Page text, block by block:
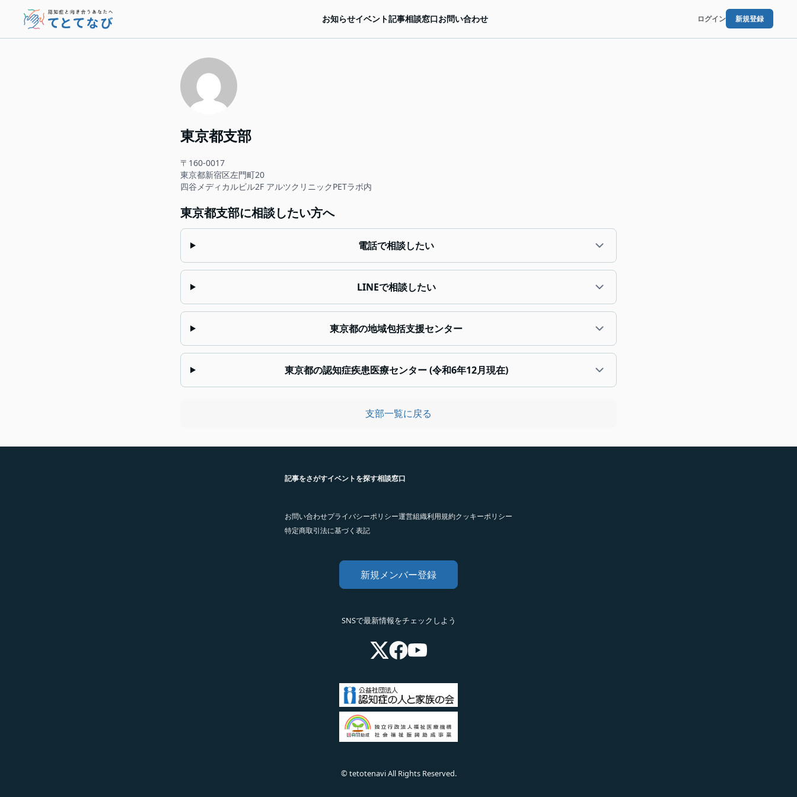
お知らせイベント記事相談窓口お問い合わせ ログイン 新規登録
東京都支部
〒160-0017
東京都新宿区左門町20
四谷メディカルビル2F アルツクリニックPETラボ内
東京都支部に相談したい方へ
電話で相談したい
LINEで相談したい
東京都の地域包括支援センター
東京都の認知症疾患医療センター (令和6年12月現在)
支部一覧に戻る
記事をさがすイベントを探す相談窓口
お問い合わせプライバシーポリシー運営組織利用規約クッキーポリシー
特定商取引法に基づく表記
新規メンバー登録
SNSで最新情報をチェックしよう
©︎ tetotenavi All Rights Reserved.